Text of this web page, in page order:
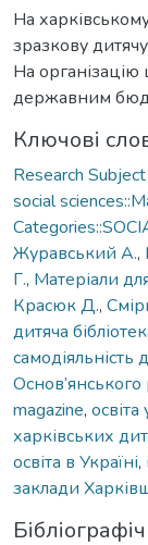
На
зразкову
На організацію
державним
Ключові
Research
social
Журавський А.,
Г., Матеріали
Красюк Д.,
дитяча
самодіяльність
magazine, освіта
харківських
освіта в Україні,
заклади